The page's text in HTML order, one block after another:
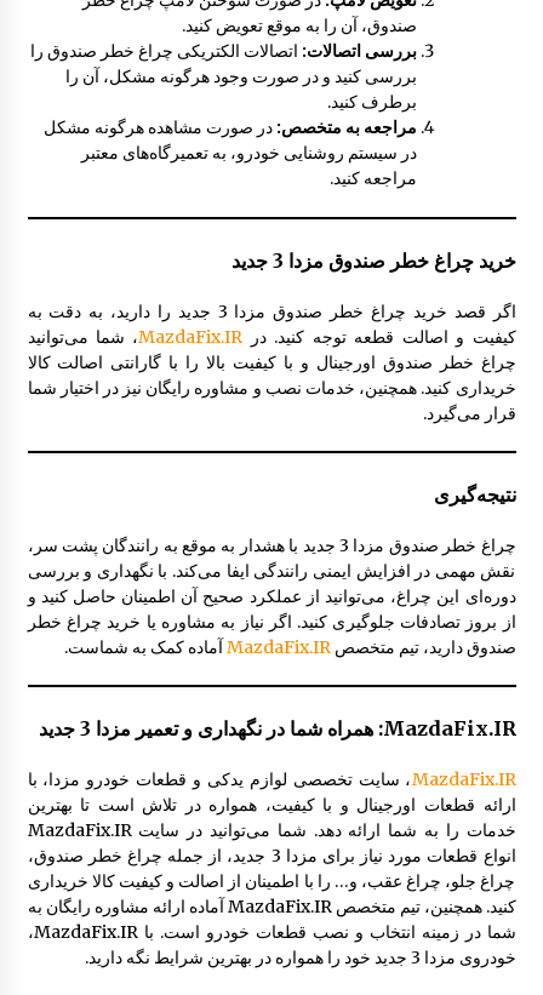
صندوق، آن را به موقع تعویض کنید.
بررسی اتصالات: اتصالات الکتریکی چراغ خطر صندوق را
بررسی کنید و در صورت وجود هرگونه مشکل، آن را
برطرف کنید.
مراجعه به متخصص: در صورت مشاهده هرگونه مشکل
در سیستم روشنایی خودرو، به تعمیرگاه‌های معتبر
مراجعه کنید.
خرید چراغ خطر صندوق مزدا 3 جدید
اگر قصد خرید چراغ خطر صندوق مزدا 3 جدید را دارید، به دقت به
کیفیت و اصالت قطعه توجه کنید. در MazdaFix.IR، شما می‌توانید
چراغ خطر صندوق اورجینال و با کیفیت بالا را با گارانتی اصالت کالا
خریداری کنید. همچنین، خدمات نصب و مشاوره رایگان نیز در اختیار شما
قرار می‌گیرد.
نتیجه‌گیری
چراغ خطر صندوق مزدا 3 جدید با هشدار به موقع به رانندگان پشت سر،
نقش مهمی در افزایش ایمنی رانندگی ایفا می‌کند. با نگهداری و بررسی
دوره‌ای این چراغ، می‌توانید از عملکرد صحیح آن اطمینان حاصل کنید و
از بروز تصادفات جلوگیری کنید. اگر نیاز به مشاوره یا خرید چراغ خطر
صندوق دارید، تیم متخصصMazdaFix.IRآماده کمک به شماست.
MazdaFix.IR: همراه شما در نگهداری و تعمیر مزدا 3 جدید
MazdaFix.IR، سایت تخصصی لوازم یدکی و قطعات خودرو مزدا، با
ارائه قطعات اورجینال و با کیفیت، همواره در تلاش است تا بهترین
خدمات را به شما ارائه دهد. شما می‌توانید در سایت MazdaFix.IR
انواع قطعات مورد نیاز برای مزدا 3 جدید، از جمله چراغ خطر صندوق،
چراغ جلو، چراغ عقب، و… را با اطمینان از اصالت و کیفیت کالا خریداری
کنید. همچنین، تیم متخصص MazdaFix.IR آماده ارائه مشاوره رایگان به
شما در زمینه انتخاب و نصب قطعات خودرو است. با MazdaFix.IR،
خودروی مزدا 3 جدید خود را همواره در بهترین شرایط نگه دارید.